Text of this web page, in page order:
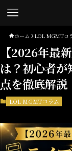
ホーム LOL MGMTコ
【2026年最
は？初心者
点を徹底解説
LOL MGMTコラム